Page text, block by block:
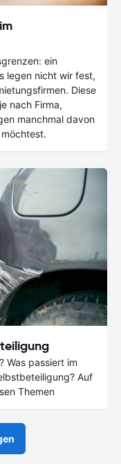
ein
legen nicht wir fest,
Diese
nach Firma,
manchmal davon
Was passiert im
Auf
Themen